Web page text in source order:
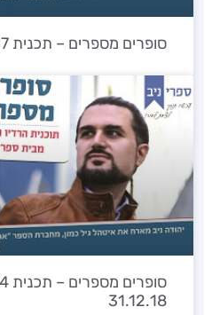
סופרים מספרים – תכנית 37 טל סבג 1.7.19
31.12.18